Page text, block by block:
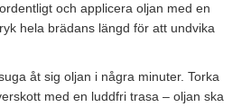
och applicera oljan med en
hela brädans längd för att undvika
åt sig oljan i några minuter. Torka
med en luddfri trasa – oljan ska